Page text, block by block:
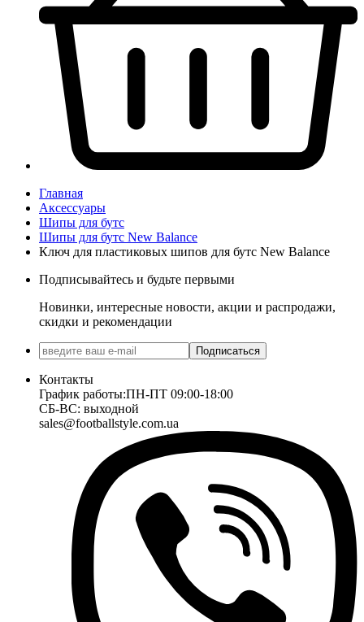
Главная
Аксессуары
Шипы для бутс
Шипы для бутс New Balance
Ключ для пластиковых шипов для бутс New Balance
Подписывайтесь и будьте первыми
Новинки, интересные новости, акции и распродажи,
скидки и рекомендации
Подписаться
Контакты
График работы:ПН-ПТ 09:00-18:00
СБ-ВС: выходной
sales@footballstyle.com.ua